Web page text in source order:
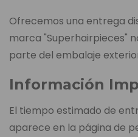
Ofrecemos una entrega
marca "Superhairpieces"
parte del embalaje
Información
El tiempo estimado de
aparece en la página de